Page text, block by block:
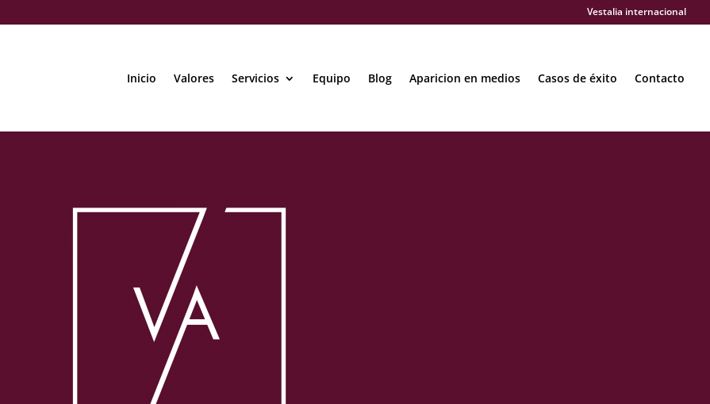
Vestalia internacional
Inicio Valores Servicios Equipo Blog Aparicion en medios Casos de éxito Contacto